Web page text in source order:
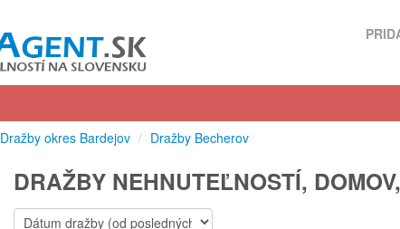
Dražby okres Bardejov / Dražby Becherov
DRAŽBY NEHNUTEĽNOSTÍ,